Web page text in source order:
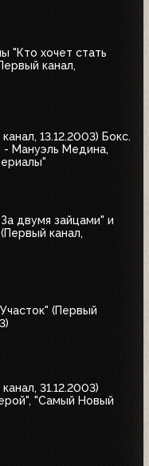
"Кто хочет стать
канал,
13.12.2003) Бокс.
- Мануэль Медина,
двумя зайцами" и
канал,
(Первый
31.12.2003)
"Самый Новый